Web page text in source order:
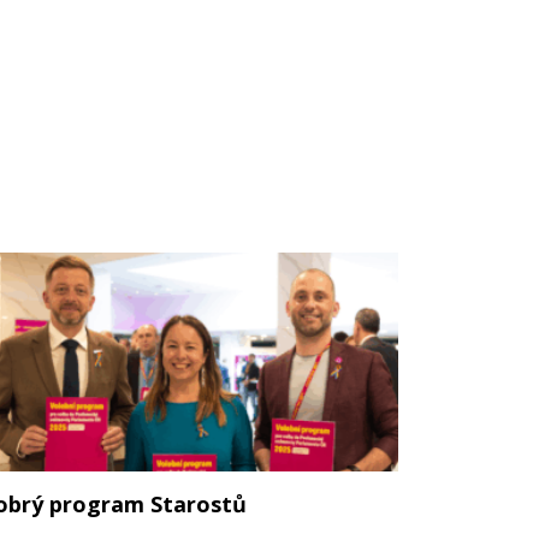
program Starostů